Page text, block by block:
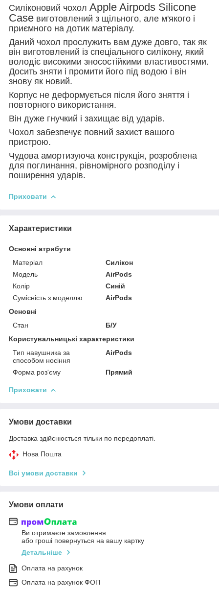
Силіконовий чохол Apple Airpods Silicone
Case виготовлений з щільного, але м'якого і
приємного на дотик матеріалу.
Даний чохол прослужить вам дуже довго, так як
він виготовлений із спеціального силікону, який
володіє високими зносостійкими властивостями.
Досить зняти і промити його під водою і він
знову як новий.
Корпус не деформується після його зняття і
повторного використання.
Він дуже гнучкий і захищає від ударів.
Чохол забезпечує повний захист вашого
пристрою.
Чудова амортизуюча конструкція, розроблена
для поглинання, рівномірного розподілу і
поширення ударів.
Приховати
Характеристики
Основні атрибути
Матеріал
Силікон
Модель
AirPods
Колір
Синій
Сумісність з моделлю
AirPods
Основні
Стан
Б/У
Користувальницькі характеристики
Тип навушника за
способом носіння
AirPods
Форма роз'єму Прямий
Приховати
Умови доставки
Доставка здійснюється тільки по передоплаті.
Нова Пошта
Всі умови доставки
Умови оплати
Ви отримаєте замовлення
або гроші повернуться на вашу картку
Детальніше
Оплата на рахунок
Оплата на рахунок ФОП